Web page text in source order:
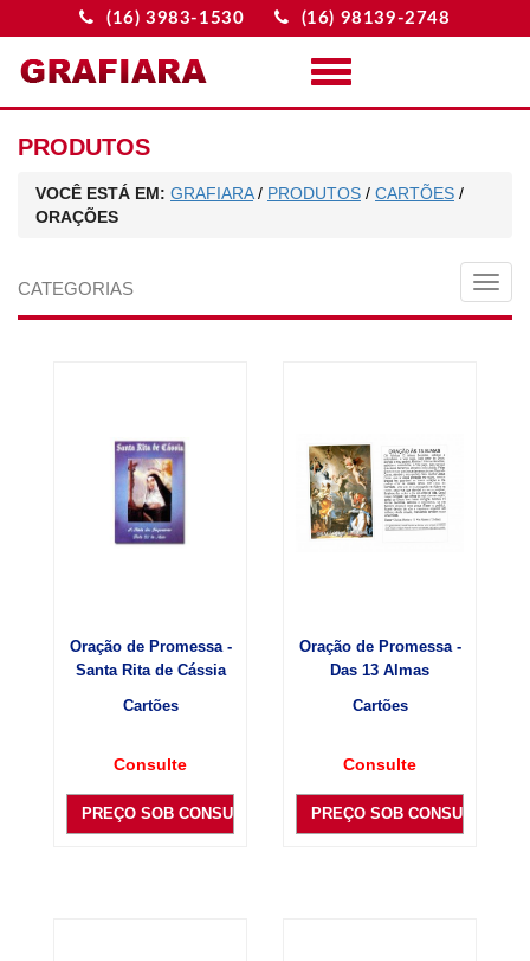
(16) 3983-1530 (16) 98139-2748
Menu
PRODUTOS
VOCÊ ESTÁ EM: GRAFIARA/ PRODUTOS / CARTÕES /
ORAÇÕES
CATEGORIAS
Oração de Promessa -
Santa Rita de Cássia
Cartões
Consulte
PREÇO SOB CONSULTA
Oração de Promessa -
Das 13 Almas
Cartões
Consulte
PREÇO SOB CONSULTA